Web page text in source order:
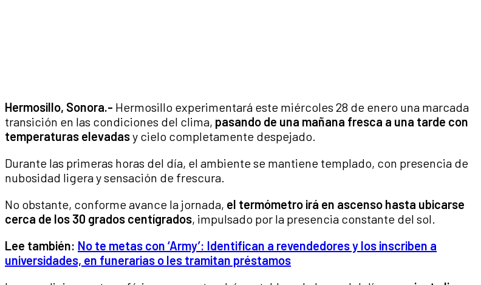
Hermosillo, Sonora.- Hermosillo experimentará este miércoles 28 de enero una marcada
transición en las condiciones del clima, pasando de una mañana fresca a una tarde con
temperaturas elevadasy cielo completamente despejado.
Durante las primeras horas del día, el ambiente se mantiene templado, con presencia de
nubosidad ligera y sensación de frescura.
No obstante, conforme avance la jornada, el termómetro irá en ascenso hasta ubicarse
cerca de los 30 grados centígrados, impulsado por la presencia constante del sol.
Lee también: No te metas con ‘Army’: Identifican a revendedores y los inscriben a
universidades, en funerarias o les tramitan préstamos